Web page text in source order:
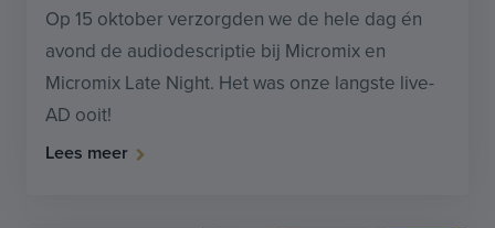
Op 15 oktober verzorgden we de hele dag én
avond de audiodescriptie bij Micromix en
Micromix Late Night. Het was onze langste live-
AD ooit!
Lees meer